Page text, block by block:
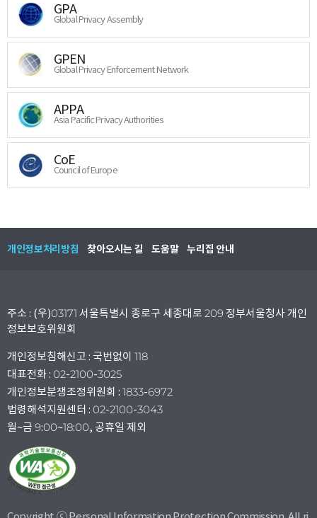
GPA
Global Privacy Assembly
GPEN
Global Privacy Enforcement Network
APPA
Asia Pacific Privacy Authorities
CoE
Council of Europe
개인정보처리방침 찾아오시는 길 도움말 누리집 안내
주소 : (우)03171 서울특별시 종로구 세종대로 209 정부서울청사 개인
정보보호위원회
개인정보침해신고 : 국번없이 118
대표전화 : 02-2100-3025
개인정보분쟁조정위원회 : 1833-6972
법령해석지원센터 : 02-2100-3043
월~금 9:00~18:00, 공휴일 제외